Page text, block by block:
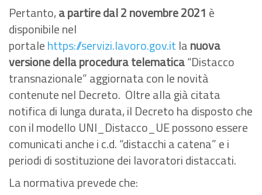
Pertanto,a partire dal 2 novembre 2021 è
disponibile nel
portalehttps://servizi.lavoro.gov.it lanuova
versione della procedura telematica“Distacco
transnazionale” aggiornata con le novità
contenute nel Decreto. Oltre alla già citata
notifica di lunga durata, il Decreto ha disposto che
con il modello UNI_Distacco_UE possono essere
comunicati anche i c.d. “distacchi a catena” e i
periodi di sostituzione dei lavoratori distaccati.
La normativa prevede che: